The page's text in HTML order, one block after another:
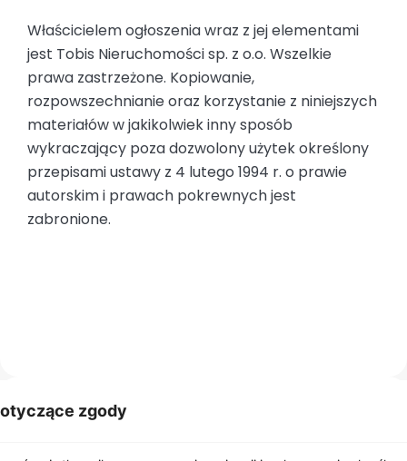
zgody
Właścicielem ogłoszenia wraz z jej elementami
jest Tobis Nieruchomości sp. z o.o. Wszelkie
prawa zastrzeżone. Kopiowanie,
rozpowszechnianie oraz korzystanie z niniejszych
materiałów w jakikolwiek inny sposób
wykraczający poza dozwolony użytek określony
przepisami ustawy z 4 lutego 1994 r. o prawie
autorskim i prawach pokrewnych jest
zabronione.